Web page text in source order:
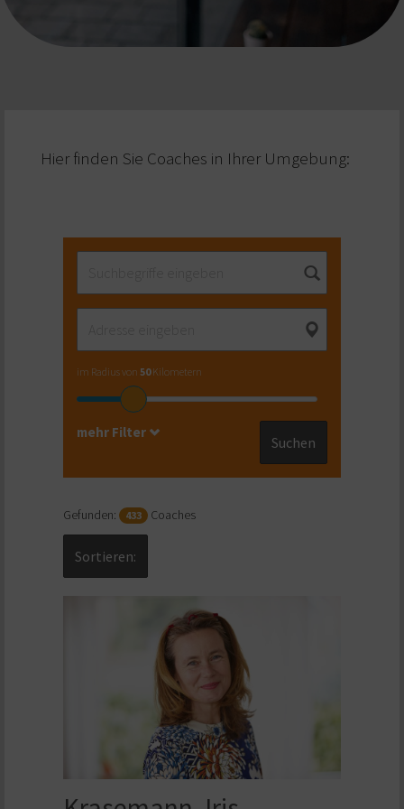
Hier finden Sie Coaches in Ihrer Umgebung:
im Radius von 50Kilometern
Suchen
mehr Filter
Gefunden: 433 Coaches
Sortieren: